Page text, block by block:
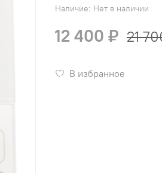
Наличие: Нет в наличии
12 400 ₽ 21
В избранное